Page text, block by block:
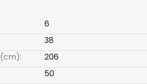
6
38
206
50